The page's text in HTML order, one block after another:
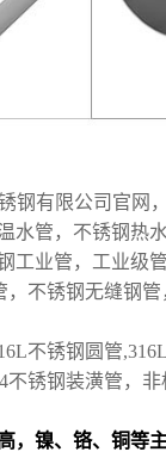
钢有限公司官网
水管，不锈钢热
工业管，工业级
，不锈钢无缝钢
不锈钢圆管
不锈钢装潢管，
，镍、铬、铜等